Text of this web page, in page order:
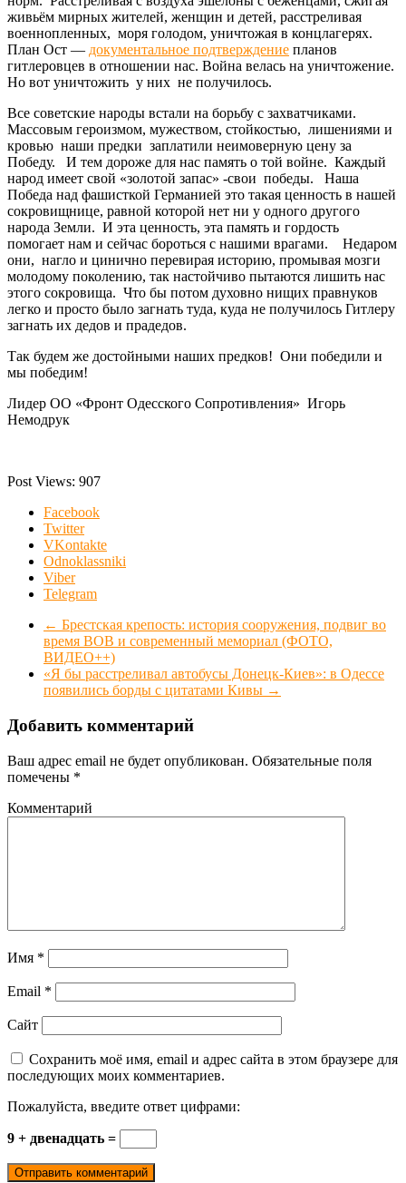
живьём мирных жителей, женщин и детей, расстреливая
военнопленных, моря голодом, уничтожая в концлагерях.
План Ост — документальное подтверждение планов
гитлеровцев в отношении нас. Война велась на уничтожение.
Но вот уничтожить у них не получилось.
Все советские народы встали на борьбу с захватчиками.
Массовым героизмом, мужеством, стойкостью, лишениями и
кровью наши предки заплатили неимоверную цену за
Победу. И тем дороже для нас память о той войне. Каждый
народ имеет свой «золотой запас» -свои победы. Наша
Победа над фашисткой Германией это такая ценность в нашей
сокровищнице, равной которой нет ни у одного другого
народа Земли. И эта ценность, эта память и гордость
помогает нам и сейчас бороться с нашими врагами. Недаром
они, нагло и цинично перевирая историю, промывая мозги
молодому поколению, так настойчиво пытаются лишить нас
этого сокровища. Что бы потом духовно нищих правнуков
легко и просто было загнать туда, куда не получилось Гитлеру
загнать их дедов и прадедов.
Так будем же достойными наших предков! Они победили и
мы победим!
Лидер ОО «Фронт Одесского Сопротивления» Игорь
Немодрук
Post Views: 907
Facebook
Twitter
VKontakte
Odnoklassniki
Viber
Telegram
← Брестская крепость: история сооружения, подвиг во
время ВОВ и современный мемориал (ФОТО,
ВИДЕО++)
«Я бы расстреливал автобусы Донецк-Киев»: в Одессе
появились борды с цитатами Кивы →
Добавить комментарий
Ваш адрес email не будет опубликован. Обязательные поля
помечены *
Комментарий
Имя *
Email *
Сайт
Сохранить моё имя, email и адрес сайта в этом браузере для
последующих моих комментариев.
Пожалуйста, введите ответ цифрами:
9 + двенадцать =